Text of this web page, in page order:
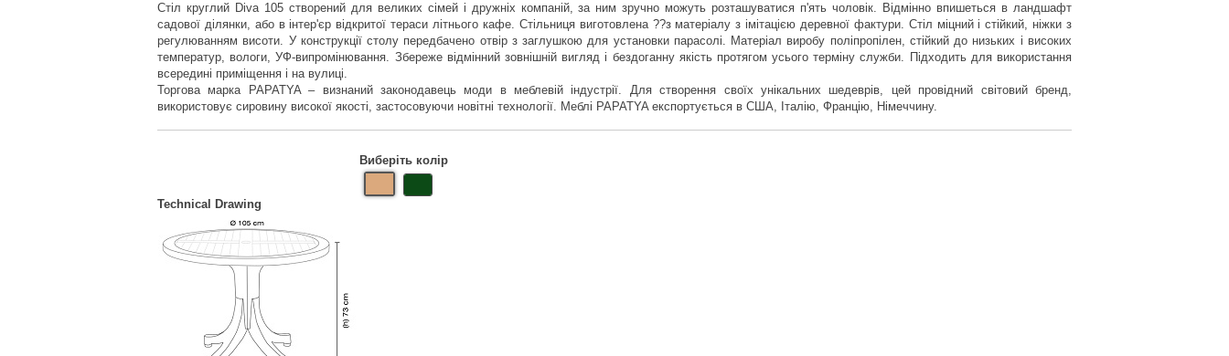
Стіл круглий Diva 105 створений для великих сімей і дружніх компаній, за ним зручно можуть розташуватися п'ять чоловік. Відмінно впишеться в ландшафт
садової ділянки, або в інтер'єр відкритої тераси літнього кафе. Стільниця виготовлена ??з матеріалу з імітацією деревної фактури. Стіл міцний і стійкий, ніжки з
регулюванням висоти. У конструкції столу передбачено отвір з заглушкою для установки парасолі. Матеріал виробу поліпропілен, стійкий до низьких і високих
температур, вологи, УФ-випромінювання. Збереже відмінний зовнішній вигляд і бездоганну якість протягом усього терміну служби. Підходить для використання
всередині приміщення і на вулиці.
Торгова марка PAPATYA – визнаний законодавець моди в меблевій індустрії. Для створення своїх унікальних шедеврів, цей провідний світовий бренд,
використовує сировину високої якості, застосовуючи новітні технології. Меблі PAPATYA експортується в США, Італію, Францію, Німеччину.
Виберіть колір
Technical Drawing